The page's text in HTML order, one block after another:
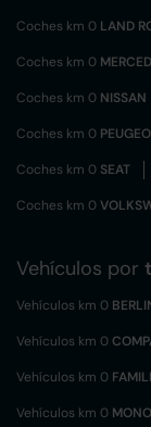
Coches km 0 LAND
Coches km 0
Coches km 0 NISSAN
Coches km 0
Coches km 0 SEAT
Coches km 0
Vehículos por
Vehículos km 0
Vehículos km 0
Vehículos km 0
Vehículos km 0